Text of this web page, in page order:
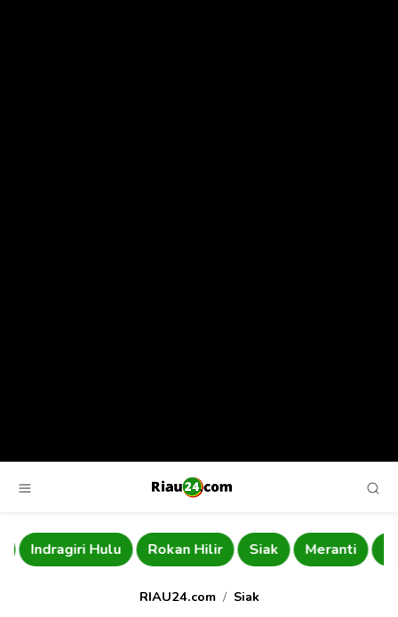
Indragiri Hulu Rokan Hilir Siak Meranti
RIAU24.com Siak